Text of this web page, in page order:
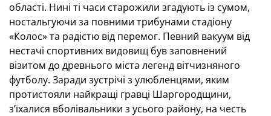
області. Нині ті часи старожили згадують із сумом,
ностальгуючи за повними трибунами стадіону
«Колос» та радістю від перемог. Певний вакуум від
нестачі спортивних видовищ був заповнений
візитом до древнього міста легенд вітчизняного
футболу. Заради зустрічі з улюбленцями, яким
протистояли найкращі гравці Шаргородщини,
з’їхалися вболівальники з усього району, на честь